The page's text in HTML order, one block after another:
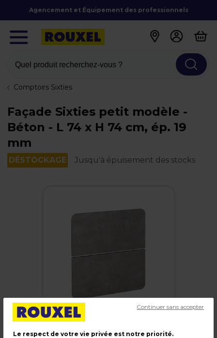
Agencement et Équipement des professionnels
Quel produit recherchez-vous ?
Comptoirs Sixties
Façade Sixties petit modèle -
Béton - L 74 x H 74 cm, ép. 19
mm
DÉSTOCKAGE Jusqu'à épuisement des stocks
Le respect de votre vie privée est notre priorité.
Continuer sans accepter